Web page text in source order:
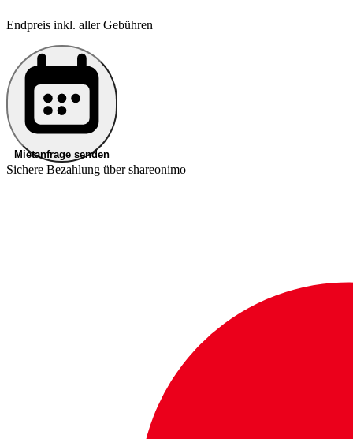
Endpreis inkl. aller Gebühren
Mietanfrage senden
Sichere Bezahlung über shareonimo